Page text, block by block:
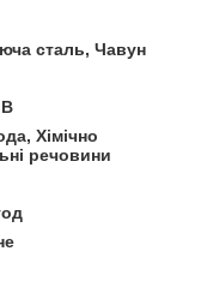
сталь, Чавун
В
Хімічно
речовини